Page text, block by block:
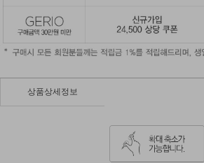
상품상세정보